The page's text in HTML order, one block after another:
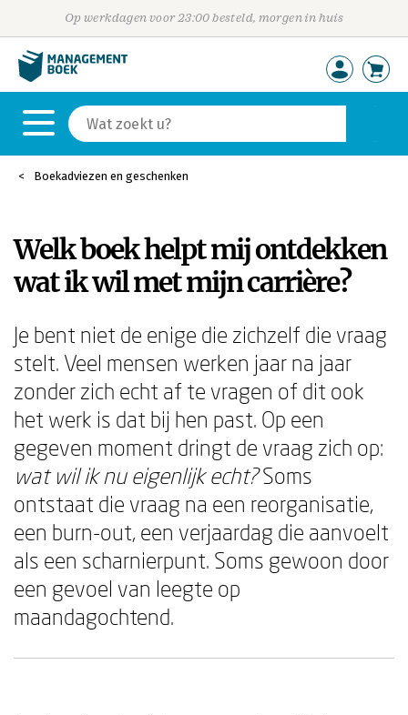
Op werkdagen voor 23:00 besteld, morgen in huis
Boekadviezen en geschenken
Welk boek helpt mij ontdekken
wat ik wil met mijn carrière?
Je bent niet de enige die zichzelf die vraag
stelt. Veel mensen werken jaar na jaar
zonder zich echt af te vragen of dit ook
het werk is dat bij hen past. Op een
gegeven moment dringt de vraag zich op:
wat wil ik nu eigenlijk echt?Soms
ontstaat die vraag na een reorganisatie,
een burn-out, een verjaardag die aanvoelt
als een scharnierpunt. Soms gewoon door
een gevoel van leegte op
maandagochtend.